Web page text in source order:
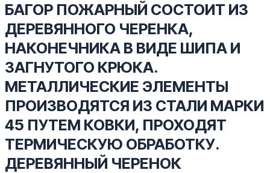
БАГОР ПОЖАРНЫЙ СОСТОИТ ИЗ
ДЕРЕВЯННОГО ЧЕРЕНКА,
НАКОНЕЧНИКА В ВИДЕ ШИПА И
ЗАГНУТОГО КРЮКА.
МЕТАЛЛИЧЕСКИЕ ЭЛЕМЕНТЫ
ПРОИЗВОДЯТСЯ ИЗ СТАЛИ МАРКИ
45 ПУТЕМ КОВКИ, ПРОХОДЯТ
ТЕРМИЧЕСКУЮ ОБРАБОТКУ.
ДЕРЕВЯННЫЙ ЧЕРЕНОК